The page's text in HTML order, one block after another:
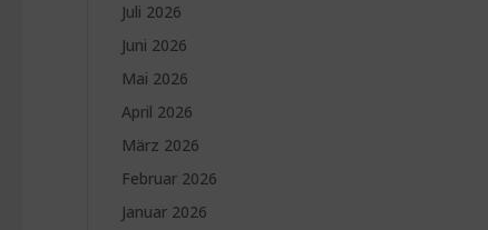
Juli 2026
Juni 2026
Mai 2026
April 2026
März 2026
Februar 2026
Januar 2026